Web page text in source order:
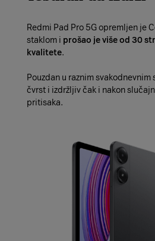
Redmi Pad Pro 5G opremljen je
staklom i prošao je više od 30
kvalitete.
Pouzdan u raznim
čvrst i izdržljiv čak i nakon
pritisaka.